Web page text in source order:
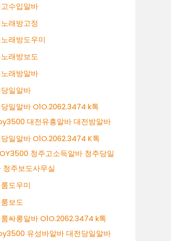
수입알바
래방고정
래방도우미
래방보도
래방알바
일알바
일알바 O1O.2062.3474 k톡
대전유흥알바 대전밤알바
일알바 O1O.2062.3474 K톡
청주고소득알바 청주당일
청주보도사무실
도우미
보도
싸롱알바 O1O.2062.3474 k톡
유성바알바 대전당일알바